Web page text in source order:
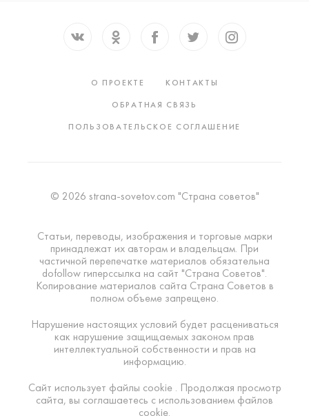
О ПРОЕКТЕ
КОНТАКТЫ
ОБРАТНАЯ СВЯЗЬ
ПОЛЬЗОВАТЕЛЬСКОЕ СОГЛАШЕНИЕ
© 2026 strana-sovetov.com "Страна советов"
Статьи, переводы, изображения и торговые марки
принадлежат их авторам и владельцам. При
частичной перепечатке материалов обязательна
dofollow гиперссылка на сайт "Страна Советов".
Копирование материалов сайта Страна Советов в
полном объеме запрещено.
Нарушение настоящих условий будет расцениваться
как нарушение защищаемых законом прав
интеллектуальной собственности и прав на
информацию.
Сайт использует файлы cookie . Продолжая просмотр
сайта, вы соглашаетесь с использованием файлов
cookie.